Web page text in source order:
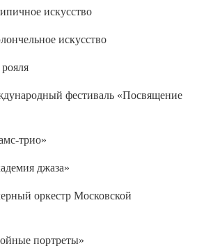
искусство
искусство
фестиваль «Посвящение
трио»
джаза»
оркестр Московской
портреты»